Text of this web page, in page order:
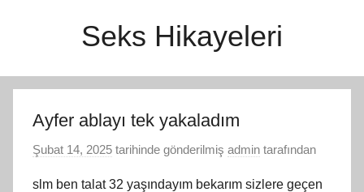
Seks Hikayeleri
Ayfer ablayı tek yakaladım
Şubat 14, 2025 tarihinde gönderilmiş admin tarafından
slm ben talat 32 yaşındayım bekarım sizlere geçen